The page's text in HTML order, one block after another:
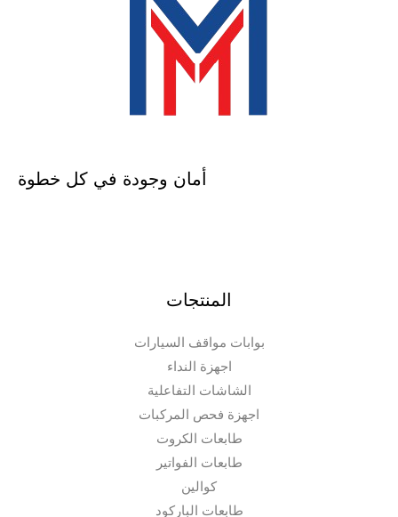
أمان وجودة في كل خطوة
المنتجات
بوابات مواقف السيارات
اجهزة النداء
الشاشات التفاعلية
اجهزة فحص المركبات
طابعات الكروت
طابعات الفواتير
كوالين
طابعات الباركود